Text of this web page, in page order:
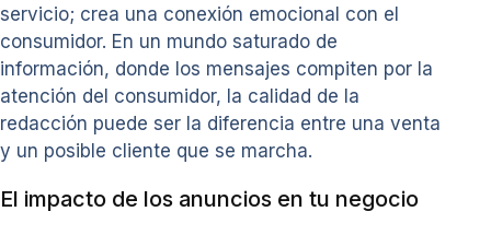
servicio; crea una conexión emocional con el
consumidor. En un mundo saturado de
información, donde los mensajes compiten por la
atención del consumidor, la calidad de la
redacción puede ser la diferencia entre una venta
y un posible cliente que se marcha.
El impacto de los anuncios en tu negocio